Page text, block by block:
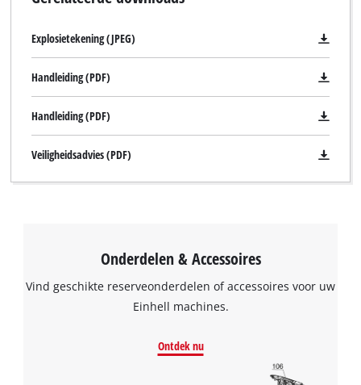
de Google Maps dienst te laden!
This content is not permitted to load due
that
disclosed
visitor.
setup
Explosietekening (JPEG)
Handleiding (PDF)
Handleiding (PDF)
Veiligheidsadvies (PDF)
Onderdelen & Accessoires
Vind geschikte reserveonderdelen of accessoires voor uw
Einhell machines.
Ontdek nu